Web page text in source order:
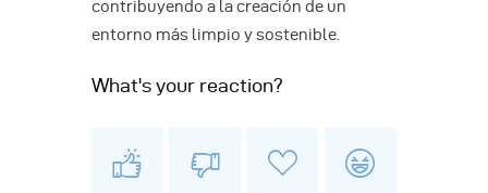
contribuyendo a la creación de un
entorno más limpio y sostenible.
What's your reaction?